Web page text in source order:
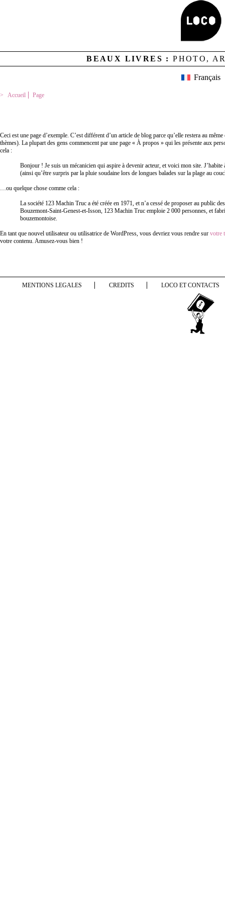
BEAUX LIVRES :PHOTO,
Français
Accueil Page
Ceci est une page d’exemple. C’est différent d’un article de blog parce qu’elle restera au
thèmes). La plupart des gens commencent par une page « À propos » qui les présente aux
cela :
Bonjour ! Je suis un mécanicien qui aspire à devenir acteur, et voici mon site.
(ainsi qu’être surpris par la pluie soudaine lors de longues balades sur la plage au
…ou quelque chose comme cela :
La société 123 Machin Truc a été créée en 1971, et n’a cessé de proposer au public
Bouzemont-Saint-Genest-et-Isson, 123 Machin Truc emploie 2 000 personnes, et
bouzemontoise.
En tant que nouvel utilisateur ou utilisatrice de WordPress, vous devriez vous rendre sur votre
votre contenu. Amusez-vous bien !
MENTIONS LEGALES CREDITS LOCO ET CONTACTS